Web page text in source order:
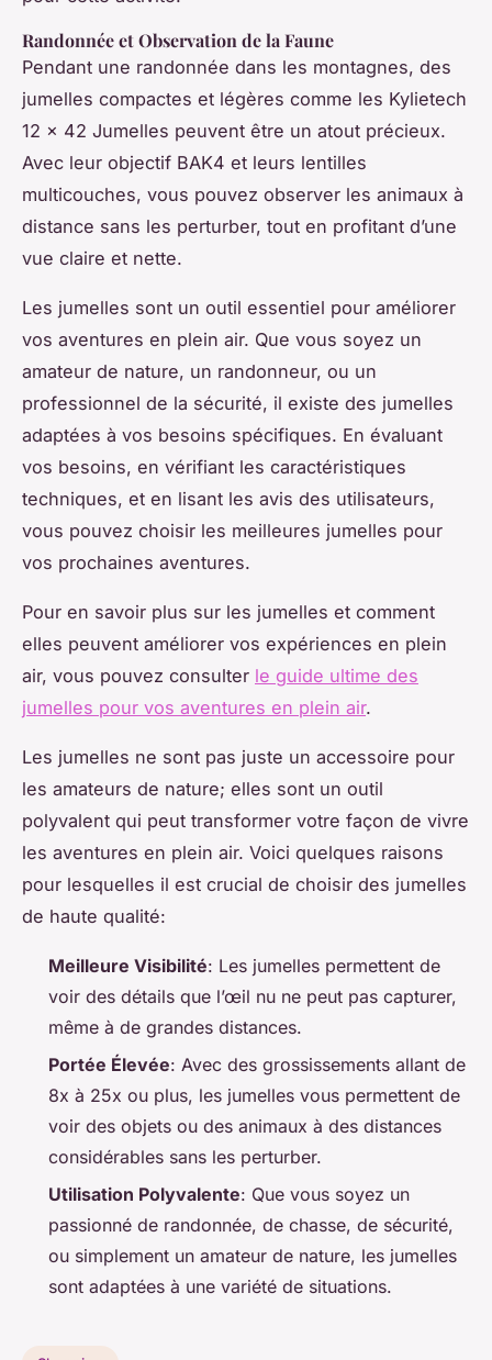
Randonnée et Observation de la Faune
Pendant une randonnée dans les montagnes, des
jumelles compactes et légères comme les Kylietech
12 x 42 Jumelles peuvent être un atout précieux.
Avec leur objectif BAK4 et leurs lentilles
multicouches, vous pouvez observer les animaux à
distance sans les perturber, tout en profitant d’une
vue claire et nette.
Les jumelles sont un outil essentiel pour améliorer
vos aventures en plein air. Que vous soyez un
amateur de nature, un randonneur, ou un
professionnel de la sécurité, il existe des jumelles
adaptées à vos besoins spécifiques. En évaluant
vos besoins, en vérifiant les caractéristiques
techniques, et en lisant les avis des utilisateurs,
vous pouvez choisir les meilleures jumelles pour
vos prochaines aventures.
Pour en savoir plus sur les jumelles et comment
elles peuvent améliorer vos expériences en plein
air, vous pouvez consulter le guide ultime des
jumelles pour vos aventures en plein air.
Les jumelles ne sont pas juste un accessoire pour
les amateurs de nature; elles sont un outil
polyvalent qui peut transformer votre façon de vivre
les aventures en plein air. Voici quelques raisons
pour lesquelles il est crucial de choisir des jumelles
de haute qualité:
Meilleure Visibilité: Les jumelles permettent de
voir des détails que l’œil nu ne peut pas capturer,
même à de grandes distances.
Portée Élevée: Avec des grossissements allant de
8x à 25x ou plus, les jumelles vous permettent de
voir des objets ou des animaux à des distances
considérables sans les perturber.
Utilisation Polyvalente: Que vous soyez un
passionné de randonnée, de chasse, de sécurité,
ou simplement un amateur de nature, les jumelles
sont adaptées à une variété de situations.